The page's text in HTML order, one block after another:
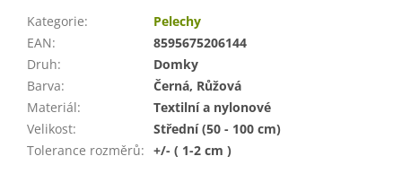
Kategorie:
Pelechy
EAN:
8595675206144
Druh:
Domky
Barva:
Černá, Růžová
Materiál:
Textilní a nylonové
Velikost:
Střední (50 - 100 cm)
Tolerance rozměrů: +/- ( 1-2 cm )